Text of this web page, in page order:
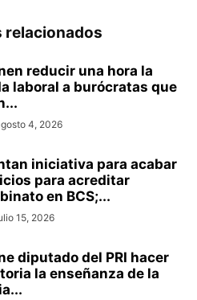
reducir una hora la
laboral a burócratas que
4, 2026
iniciativa para acabar
para acreditar
en BCS;...
15, 2026
diputado del PRI hacer
la enseñanza de la